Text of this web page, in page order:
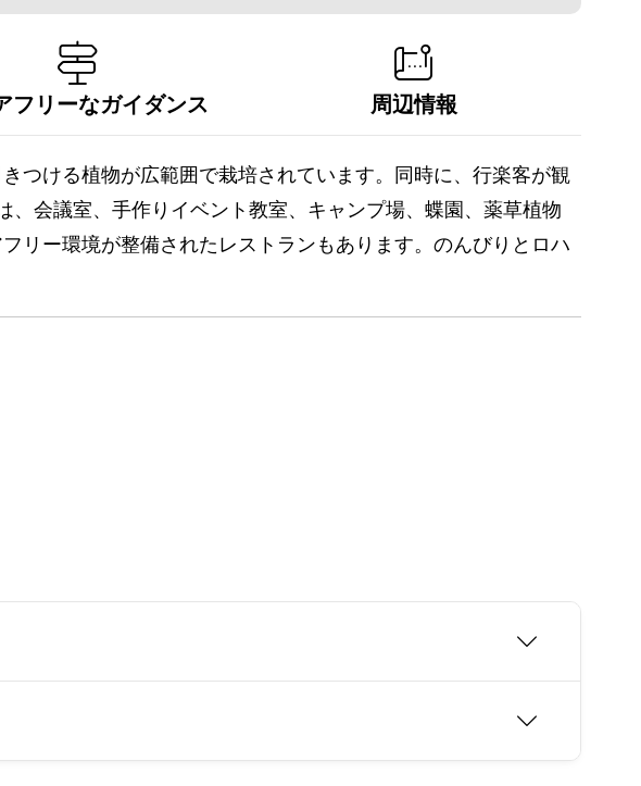
フリーなガイダンス 周辺情報
つける植物が広範囲で栽培されています。同時に、行楽客が観
会議室、手作りイベント教室、キャンプ場、蝶園、薬草植物
リー環境が整備されたレストランもあります。のんびりとロハ